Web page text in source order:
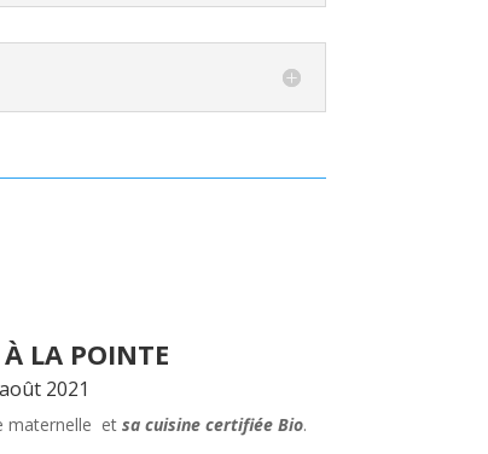
À LA POINTE
2021
maternelle et sa cuisine certifiée Bio.